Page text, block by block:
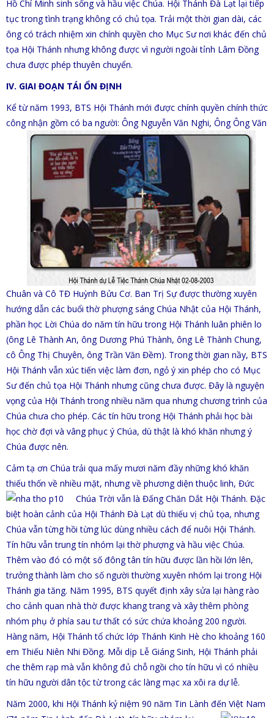
Hồ Chí Minh sinh sống và hầu việc Chúa. Hội Thánh Đà Lạt lại tiếp
tục trong tình trạng không có chủ tọa. Trải một thời gian dài, các
ông có trách nhiệm xin chính quyền cho Mục Sư nơi khác đến chủ
tọa Hội Thánh nhưng không được vì người ngoài tỉnh Lâm Đồng
chưa được phép thuyên chuyển.
IV. GIAI ĐOẠN TÁI ỔN ĐỊNH
Kể từ năm 1993, BTS Hội Thánh mới được chính quyền chính thức
công nhận gồm có ba người: Ông Nguyễn Văn Nghi, Ông Ông Văn
Chuân và Cô TĐ Huỳnh Bửu Cơ. Ban Trị Sự được thường xuyên
hướng dẫn các buổi thờ phượng sáng Chúa Nhật của Hội Thánh,
phần học Lời Chúa do năm tín hữu trong Hội Thánh luân phiên lo
(ông Lê Thành An, ông Dương Phú Thành, ông Lê Thành Chung,
cô Ông Thị Chuyên, ông Trần Văn Đềm). Trong thời gian nầy, BTS
Hội Thánh vẫn xúc tiến việc làm đơn, ngỏ ý xin phép cho có Mục
Sư đến chủ tọa Hội Thánh nhưng cũng chưa được. Đây là nguyện
vọng của Hội Thánh trong nhiều năm qua nhưng chương trình của
Chúa chưa cho phép. Các tín hữu trong Hội Thánh phải học bài
học chờ đợi và vâng phục ý Chúa, dù thật là khó khăn nhưng ý
Chúa được nên.
Cảm tạ ơn Chúa trải qua mấy mươi năm đầy những khó khăn
thiếu thốn về nhiều mặt, nhưng về phương diện thuộc linh, Đức
Chúa Trời vẫn là Đấng Chăn Dắt Hội Thánh. Đặc
biệt hoàn cảnh của Hội Thánh Đà Lạt dù thiếu vị chủ tọa, nhưng
Chúa vẫn từng hồi từng lúc dùng nhiều cách để nuôi Hội Thánh.
Tín hữu vẫn trung tín nhóm lại thờ phượng và hầu việc Chúa.
Thêm vào đó có một số đông tân tín hữu được lần hồi lớn lên,
trưởng thành làm cho số người thường xuyên nhóm lại trong Hội
Thánh gia tăng. Năm 1995, BTS quyết định xây sửa lại hàng rào
cho cảnh quan nhà thờ được khang trang và xây thêm phòng
nhóm phụ ở phía sau tư thất có sức chứa khoảng 200 người.
Hàng năm, Hội Thánh tổ chức lớp Thánh Kinh Hè cho khoảng 160
em Thiếu Niên Nhi Đồng. Mỗi dịp Lễ Giáng Sinh, Hội Thánh phải
che thêm rạp mà vẫn không đủ chỗ ngồi cho tín hữu vì có nhiều
tín hữu người dân tộc từ trong các làng mạc xa xôi ra dự lễ.
Năm 2000, khi Hội Thánh kỷ niệm 90 năm Tin Lành đến Việt Nam